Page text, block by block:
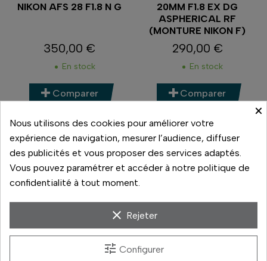
NIKON AFS 28 F1.8 N G
Prix
350,00 €
En stock
Comparer
20MM F1.8 EX DG
ASPHERICAL RF
(MONTURE NIKON F)
Prix
290,00 €
En stock
Comparer
×
Nous utilisons des cookies pour améliorer votre
expérience de navigation, mesurer l’audience, diffuser
des publicités et vous proposer des services adaptés.
Vous pouvez paramétrer et accéder à notre politique de
confidentialité à tout moment.
clear Rejeter
tune Configurer